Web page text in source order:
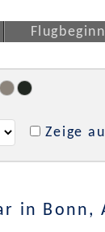
Flugbeginn
Zeige
in Bonn,